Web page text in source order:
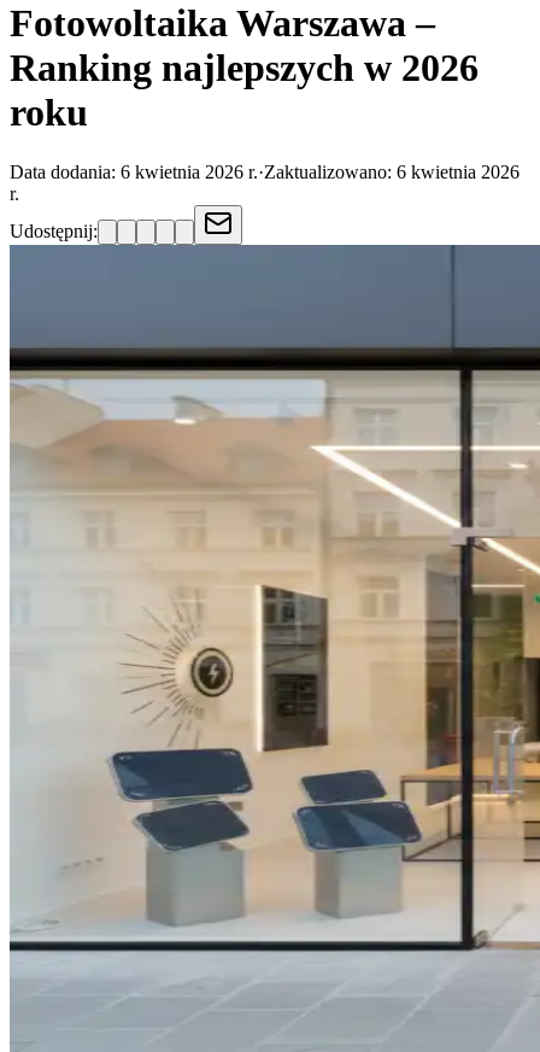
Fotowoltaika Warszawa –
Ranking najlepszych w 2026
roku
Data dodania: 6 kwietnia 2026 r.·Zaktualizowano: 6 kwietnia 2026
r.
Udostępnij: